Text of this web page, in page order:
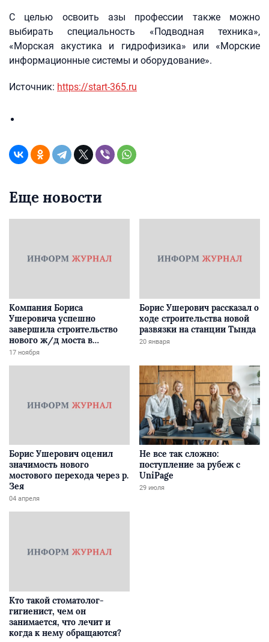
С целью освоить азы профессии также можно
выбирать специальность «Подводная техника»,
«Морская акустика и гидрофизика» или «Морские
информационные системы и оборудование».
Источник: https://start-365.ru
Еще новости
Компания Бориса
Ушеровича успешно
завершила строительство
нового ж/д моста в
Забайкалье
17 ноября
Борис Ушерович рассказал о
ходе строительства новой
развязки на станции Тында
20 января
Борис Ушерович оценил
значимость нового
мостового перехода через р.
Зея
04 апреля
Не все так сложно:
поступление за рубеж с
UniPage
29 июля
Кто такой стоматолог-
гигиенист, чем он
занимается, что лечит и
когда к нему обращаются?